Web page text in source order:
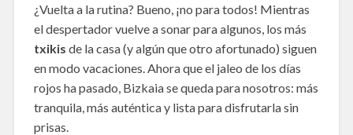
¿Vuelta a la rutina? Bueno, ¡no para todos! Mientras
el despertador vuelve a sonar para algunos, los más
txikis de la casa (y algún que otro afortunado) siguen
en modo vacaciones. Ahora que el jaleo de los días
rojos ha pasado, Bizkaia se queda para nosotros: más
tranquila, más auténtica y lista para disfrutarla sin
prisas.